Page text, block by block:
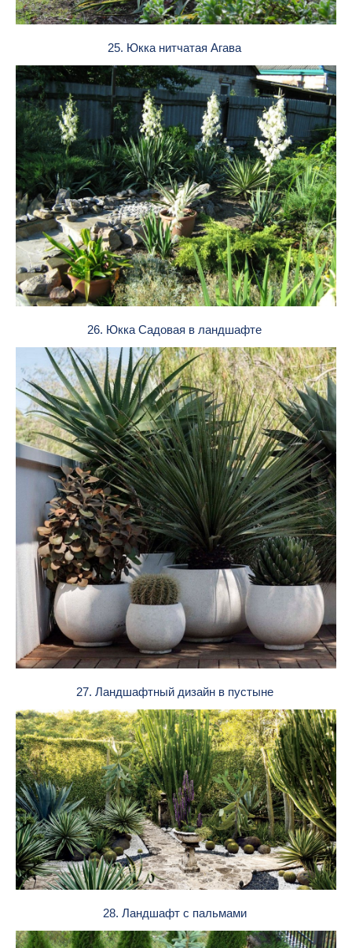
25. Юкка нитчатая Агава
26. Юкка Садовая в ландшафте
27. Ландшафтный дизайн в пустыне
28. Ландшафт с пальмами